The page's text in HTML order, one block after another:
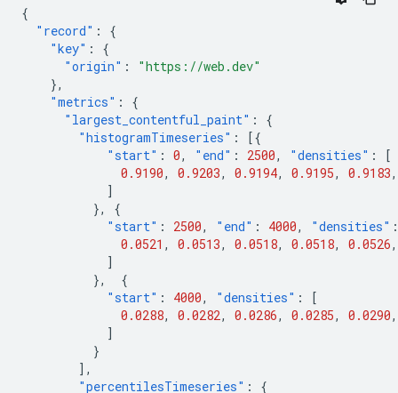
{
"record" :
{
"key" :
{
"origin" :
"https://web.dev"
},
"metrics" :
{
"largest_contentful_paint" :
{
"histogramTimeseries" :
[{
"start" : 0, "end" : 2500, "densities" :
[
0.9190, 0.9203, 0.9194, 0.9195, 0.9183,
]
},
{
"start" : 2500, "end" : 4000, "densities" :
0.0521 , 0.0513, 0.0518, 0.0518, 0.0526,
]
},
{
"start" : 4000, "densities" :
[
0.0288, 0.0282, 0.0286, 0.0285, 0.0290,
]
}
],
"percentilesTimeseries" :
{